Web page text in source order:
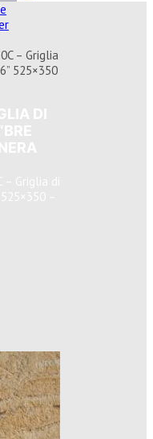
– Griglia
525×350